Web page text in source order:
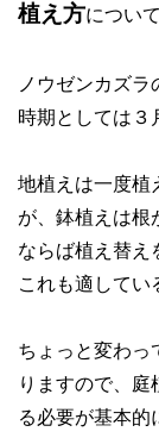
植え方につい
ノウゼンカズラ
時期としては３
地植えは一度植
が、鉢植えは根
ならば植え替え
これも適してい
ちょっと変わっ
りますので、
る必要が基本的